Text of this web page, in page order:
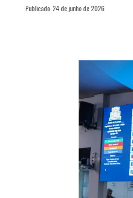
Publicado 24 de junho de 2026